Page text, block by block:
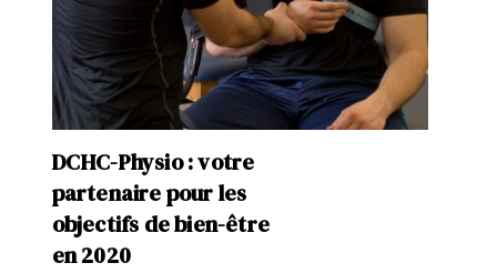
DCHC-Physio : votre
partenaire pour les
objectifs de bien-être
en 2020